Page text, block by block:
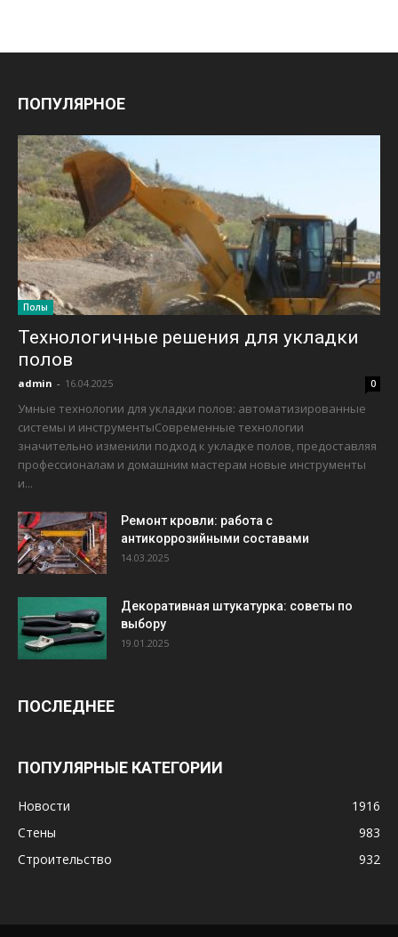
ПОПУЛЯРНОЕ
Полы
Технологичные решения для укладки
полов
admin - 16.04.2025 0
Умные технологии для укладки полов: автоматизированные
системы и инструментыСовременные технологии
значительно изменили подход к укладке полов, предоставляя
профессионалам и домашним мастерам новые инструменты
и...
Ремонт кровли: работа с
антикоррозийными составами
14.03.2025
Декоративная штукатурка: советы по
выбору
19.01.2025
ПОСЛЕДНЕЕ
ПОПУЛЯРНЫЕ КАТЕГОРИИ
Новости
1916
Стены
983
Строительство
932